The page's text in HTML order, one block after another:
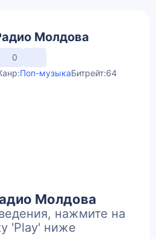
Молдова
0
Поп-музыкаБитрейт:64
Молдова
нажмите на
'Play' ниже